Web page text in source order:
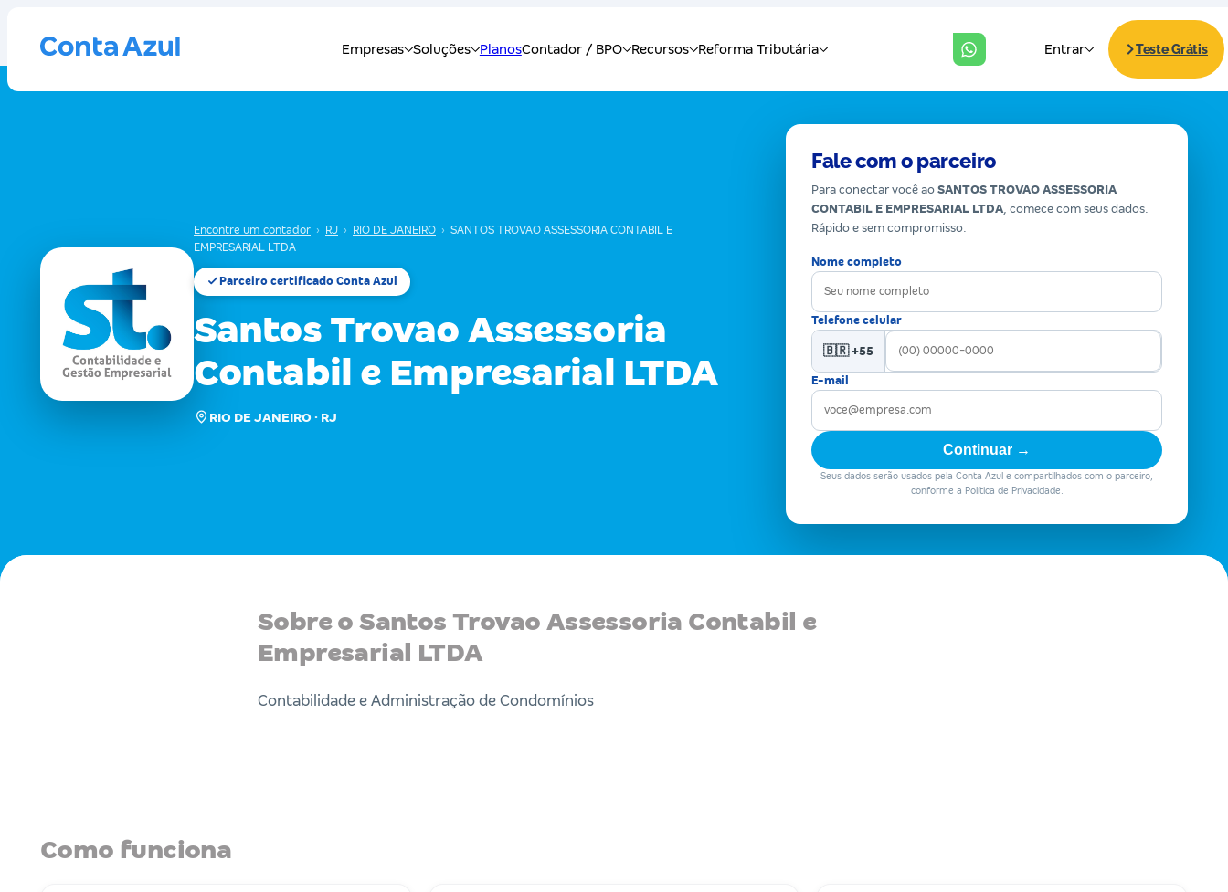
Encontre um contador › RJ › RIO DE JANEIRO › SANTOS TROVAO ASSESSORIA CONTABIL E
EMPRESARIAL LTDA
Parceiro certificado Conta Azul
Santos Trovao Assessoria
Contabil e Empresarial LTDA
RIO DE JANEIRO · RJ
Fale com o parceiro
Para conectar você ao SANTOS TROVAO ASSESSORIA
CONTABIL E EMPRESARIAL LTDA, comece com seus dados.
Rápido e sem compromisso.
Nome completo
Telefone celular
🇧🇷 +55
E-mail
Continuar →
Seus dados serão usados pela Conta Azul e compartilhados com o parceiro,
conforme a Política de Privacidade.
Sobre o Santos Trovao Assessoria Contabil e
Empresarial LTDA
Contabilidade e Administração de Condomínios
Como funciona